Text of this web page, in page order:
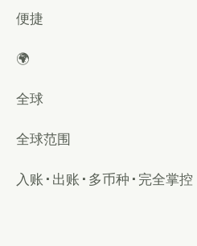
便捷
🌍
全球
全球范围
入账 • 出账 • 多币种 • 完全掌控